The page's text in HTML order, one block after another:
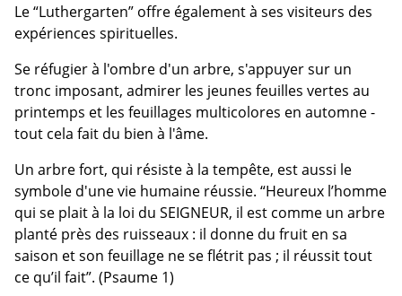
Le “Luthergarten” offre également à ses visiteurs des
expériences spirituelles.
Se réfugier à l'ombre d'un arbre, s'appuyer sur un
tronc imposant, admirer les jeunes feuilles vertes au
printemps et les feuillages multicolores en automne -
tout cela fait du bien à l'âme.
Un arbre fort, qui résiste à la tempête, est aussi le
symbole d'une vie humaine réussie. “Heureux l’homme
qui se plait à la loi du SEIGNEUR, il est comme un arbre
planté près des ruisseaux : il donne du fruit en sa
saison et son feuillage ne se flétrit pas ; il réussit tout
ce qu’il fait”. (Psaume 1)